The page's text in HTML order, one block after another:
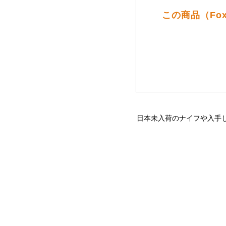
この商品（
日本未入荷のナイフや入手